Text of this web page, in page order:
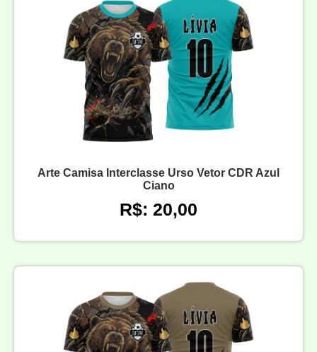
Arte Camisa Interclasse Urso Vetor CDR Azul
Ciano
R$: 20,00